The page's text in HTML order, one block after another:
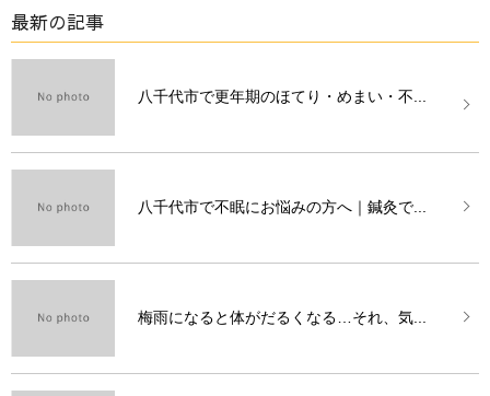
最新の記事
八千代市で更年期のほてり・めまい・不...
八千代市で不眠にお悩みの方へ｜鍼灸で...
梅雨になると体がだるくなる…それ、気...